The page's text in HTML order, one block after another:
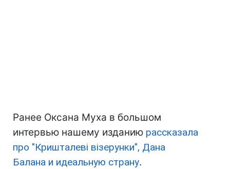
Ранее Оксана Муха в большом
интервью нашему изданию рассказала
про "Кришталеві візерунки", Дана
Балана и идеальную страну.